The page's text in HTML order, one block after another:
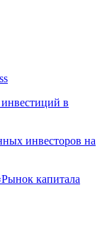
в
инвесторов на
капитала